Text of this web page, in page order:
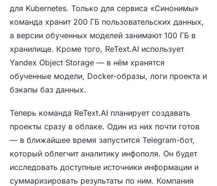
для Kubernetes. Только для сервиса «Синонимы»
команда хранит 200 ГБ пользовательских данных,
а версии обученных моделей занимают 100 ГБ в
хранилище. Кроме того, ReText.AI использует
Yandex Object Storage — в нём хранятся
обученные модели, Docker-образы, логи проекта и
бэкапы баз данных.
Теперь команда ReText.AI планирует создавать
проекты сразу в облаке. Один из них почти готов
— в ближайшее время запустится Telegram-бот,
который облегчит аналитику инфополя. Он будет
исследовать доступные источники информации и
суммаризировать результаты по ним. Компания